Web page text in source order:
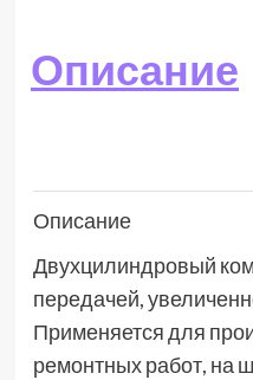
Описание
Описание
Двухцилиндровый
передачей,
Применяется для
ремонтных работ, на